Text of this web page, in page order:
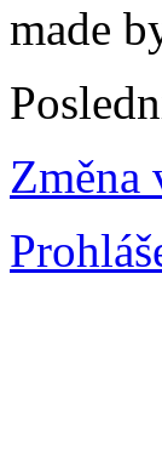
made
Změna